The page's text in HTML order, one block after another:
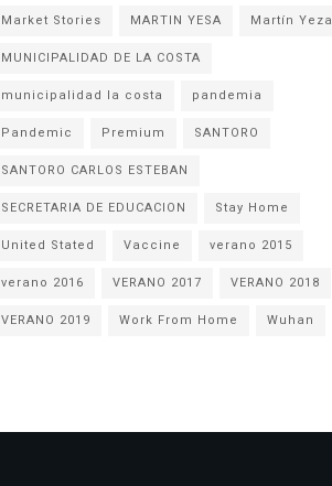
Market Stories
MARTIN YESA
Martín Yeza
MUNICIPALIDAD DE LA COSTA
municipalidad la costa
pandemia
Pandemic
Premium
SANTORO
SANTORO CARLOS ESTEBAN
SECRETARIA DE EDUCACION
Stay Home
United Stated
Vaccine
verano 2015
verano 2016
VERANO 2017
VERANO 2018
VERANO 2019
Work From Home Wuhan